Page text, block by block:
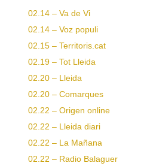
02.14 – Va de Vi
02.14 – Voz populi
02.15 – Territoris.cat
02.19 – Tot Lleida
02.20 – Lleida
02.20 – Comarques
02.22 – Origen online
02.22 – Lleida diari
02.22 – La Mañana
02.22 – Radio Balaguer